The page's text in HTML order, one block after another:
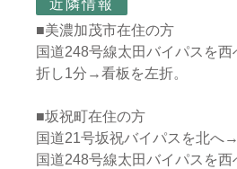
近隣情報
■美濃加茂市在住の方
国道248号線太田バイパスを
折し1分→看板を左折。
■坂祝町在住の方
国道21号坂祝バイパスを北へ
国道248号線太田バイパスを